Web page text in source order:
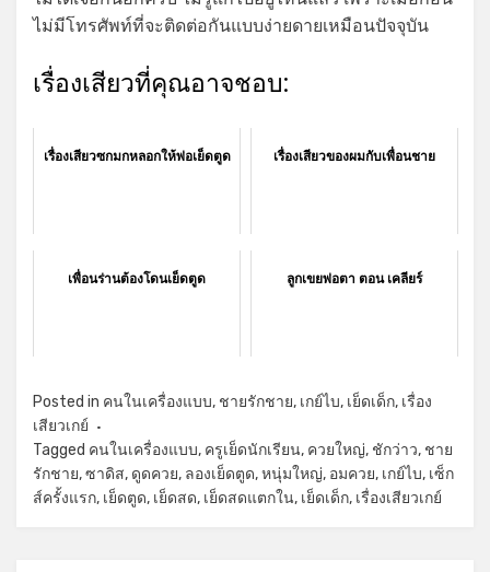
ไม่มีโทรศัพท์ที่จะติดต่อกันแบบง่ายดายเหมือนปัจจุบัน
เรื่องเสียวที่คุณอาจชอบ:
เรื่องเสียวซกมกหลอกให้พ่อเย็ดตูด เรื่องเสียวของผมกับเพื่อนชาย
เพื่อนร่านต้องโดนเย็ดตูด ลูกเขยพ่อตา ตอน เคลียร์
Posted in คนในเครื่องแบบ, ชายรักชาย, เกย์ไบ, เย็ดเด็ก, เรื่อง
เสียวเกย์
Tagged คนในเครื่องแบบ, ครูเย็ดนักเรียน, ควยใหญ่, ชักว่าว, ชาย
รักชาย,ซาดิส, ดูดควย, ลองเย็ดตูด,หนุ่มใหญ่, อมควย, เกย์ไบ, เซ็ก
ส์ครั้งแรก, เย็ดตูด, เย็ดสด, เย็ดสดแตกใน, เย็ดเด็ก, เรื่องเสียวเกย์